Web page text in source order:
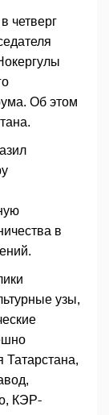
четверг
Об этом
в
узы,
Татарстана,
КЭР-